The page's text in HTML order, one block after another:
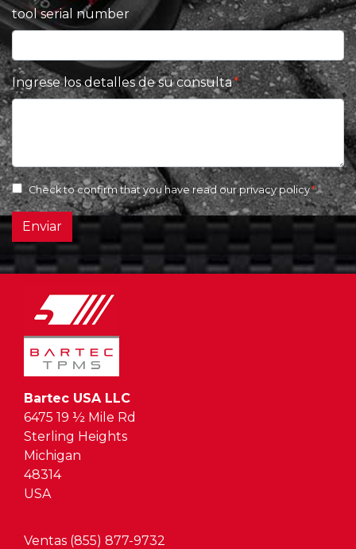
tool serial number
Ingrese los detalles de su consulta
Check to confirm that you have read our privacy policy
Enviar
Bartec USA LLC
6475 19 ½ Mile Rd
Sterling Heights
Michigan
48314
USA
Ventas (855) 877-9732